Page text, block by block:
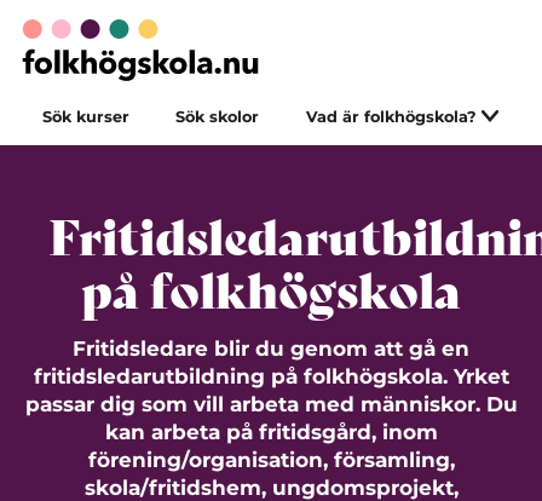
Sök kurser Sök skolor Vad är folkhögskola?
på folkhögskola
Fritidsledare blir du genom att gå en
fritidsledarutbildning på folkhögskola. Yrket
passar dig som vill arbeta med människor. Du
kan arbeta på fritidsgård, inom
förening/organisation, församling,
skola/fritidshem, ungdomsprojekt,